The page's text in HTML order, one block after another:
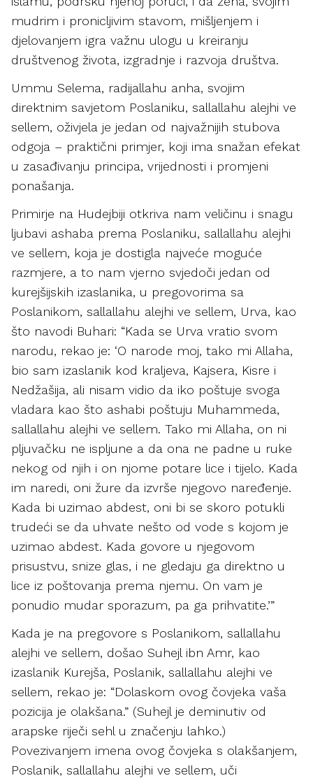
mudrim i pronicljivim stavom, mišljenjem i
djelovanjem igra važnu ulogu u kreiranju
društvenog života, izgradnje i razvoja društva.
Ummu Selema, radijallahu anha, svojim
direktnim savjetom Poslaniku, sallallahu alejhi ve
sellem, oživjela je jedan od najvažnijih stubova
odgoja – praktični primjer, koji ima snažan efekat
u zasađivanju principa, vrijednosti i promjeni
ponašanja.
Primirje na Hudejbiji otkriva nam veličinu i snagu
ljubavi ashaba prema Poslaniku, sallallahu alejhi
ve sellem, koja je dostigla najveće moguće
razmjere, a to nam vjerno svjedoči jedan od
kurejšijskih izaslanika, u pregovorima sa
Poslanikom, sallallahu alejhi ve sellem, Urva, kao
što navodi Buhari: “Kada se Urva vratio svom
narodu, rekao je: ‘O narode moj, tako mi Allaha,
bio sam izaslanik kod kraljeva, Kajsera, Kisre i
Nedžašija, ali nisam vidio da iko poštuje svoga
vladara kao što ashabi poštuju Muhammeda,
sallallahu alejhi ve sellem. Tako mi Allaha, on ni
pljuvačku ne ispljune a da ona ne padne u ruke
nekog od njih i on njome potare lice i tijelo. Kada
im naredi, oni žure da izvrše njegovo naređenje.
Kada bi uzimao abdest, oni bi se skoro potukli
trudeći se da uhvate nešto od vode s kojom je
uzimao abdest. Kada govore u njegovom
prisustvu, snize glas, i ne gledaju ga direktno u
lice iz poštovanja prema njemu. On vam je
ponudio mudar sporazum, pa ga prihvatite.’”
Kada je na pregovore s Poslanikom, sallallahu
alejhi ve sellem, došao Suhejl ibn Amr, kao
izaslanik Kurejša, Poslanik, sallallahu alejhi ve
sellem, rekao je: “Dolaskom ovog čovjeka vaša
pozicija je olakšana.” (Suhejl je deminutiv od
arapske riječi sehl u značenju lahko.)
Povezivanjem imena ovog čovjeka s olakšanjem,
Poslanik, sallallahu alejhi ve sellem, uči